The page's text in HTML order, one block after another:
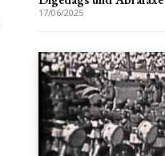
17/06/2025